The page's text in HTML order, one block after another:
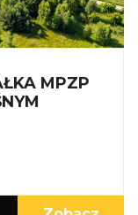
ogłoszenie
MPZP